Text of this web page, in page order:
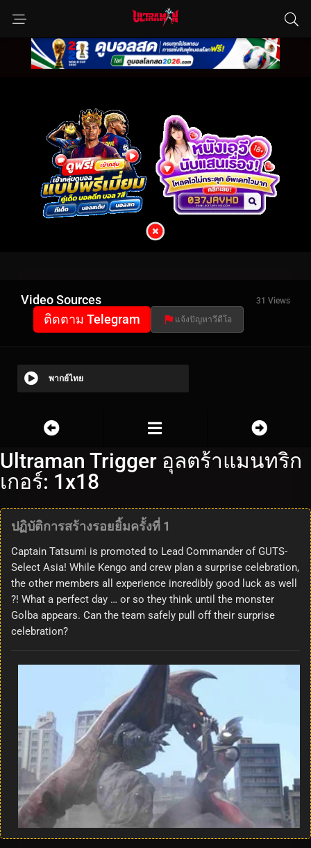
Video Sources 31 Views
ติดตาม Telegram แจ้งปัญหาวีดีโอ
พากย์ไทย
Ultraman Trigger อุลตร้าแมนทริก
เกอร์: 1x18
ปฏิบัติการสร้างรอยยิ้มครั้งที่ 1
Captain Tatsumi is promoted to Lead Commander of GUTS-
Select Asia! While Kengo and crew plan a surprise celebration,
the other members all experience incredibly good luck as well
?! What a perfect day … or so they think until the monster
Golba appears. Can the team safely pull off their surprise
celebration?